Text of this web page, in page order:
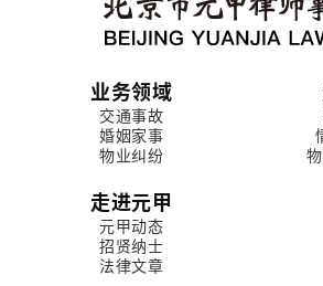
业务领域
交通事故
婚姻家事
物业纠纷
走进元甲
元甲动态
招贤纳士
法律文章